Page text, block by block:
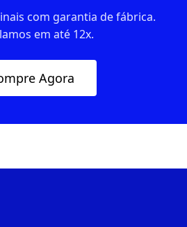
com garantia de fábrica.
em até 12x.
Agora